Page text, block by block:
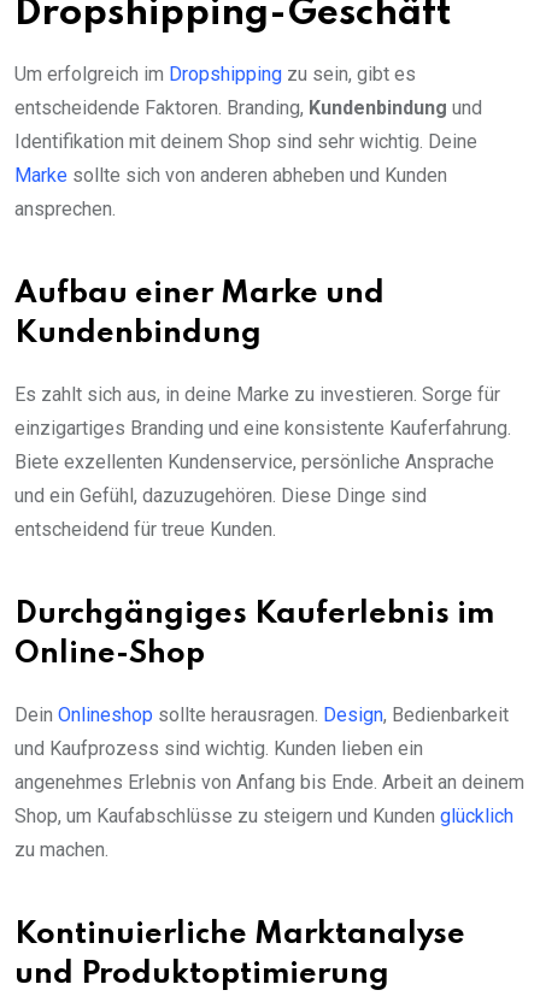
Dropshipping-Geschäft
Um erfolgreich im Dropshipping zu sein, gibt es
entscheidende Faktoren. Branding, Kundenbindung und
Identifikation mit deinem Shop sind sehr wichtig. Deine
Marke sollte sich von anderen abheben und Kunden
ansprechen.
Aufbau einer Marke und
Kundenbindung
Es zahlt sich aus, in deine Marke zu investieren. Sorge für
einzigartiges Branding und eine konsistente Kauferfahrung.
Biete exzellenten Kundenservice, persönliche Ansprache
und ein Gefühl, dazuzugehören. Diese Dinge sind
entscheidend für treue Kunden.
Durchgängiges Kauferlebnis im
Online-Shop
Dein Onlineshop sollte herausragen. Design, Bedienbarkeit
und Kaufprozess sind wichtig. Kunden lieben ein
angenehmes Erlebnis von Anfang bis Ende. Arbeit an deinem
Shop, um Kaufabschlüsse zu steigern und Kunden glücklich
zu machen.
Kontinuierliche Marktanalyse
und Produktoptimierung